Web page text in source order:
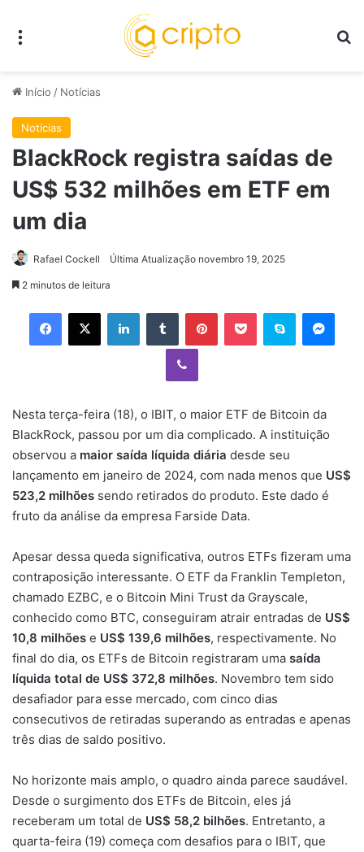
Início / Notícias
Notícias
BlackRock registra saídas de
US$ 532 milhões em ETF em
um dia
Rafael Cockell Última Atualização novembro 19, 2025
2 minutos de leitura
Facebook
X LinkedinTumblr PinterestPocket Skype
Viber
Nesta terça-feira (18), o IBIT, o maior ETF de Bitcoin da
BlackRock, passou por um dia complicado. A instituição
observou a maior saída líquida diária desde seu
lançamento em janeiro de 2024, com nada menos que US$
523,2 milhões sendo retirados do produto. Este dado é
fruto da análise da empresa Farside Data.
Apesar dessa queda significativa, outros ETFs fizeram uma
contraposição interessante. O ETF da Franklin Templeton,
chamado EZBC, e o Bitcoin Mini Trust da Grayscale,
conhecido como BTC, conseguiram atrair entradas de US$
10,8 milhões e US$ 139,6 milhões, respectivamente. No
final do dia, os ETFs de Bitcoin registraram uma saída
líquida total de US$ 372,8 milhões. Novembro tem sido
desafiador para esse mercado, com cinco dias
consecutivos de retiradas superando as entradas e apenas
três dias de saldo positivo.
No horizonte mais amplo, o quadro ainda parece saudável.
Desde o surgimento dos ETFs de Bitcoin, eles já
receberam um total de US$ 58,2 bilhões. Entretanto, a
quarta-feira (19) começa com desafios para o IBIT, que